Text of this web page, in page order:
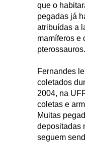
que o
pegadas já
atribuídas a
mamíferos e
pterossauros.
Fernandes
coletados
2004, na
coletas e
Muitas
depositadas
seguem